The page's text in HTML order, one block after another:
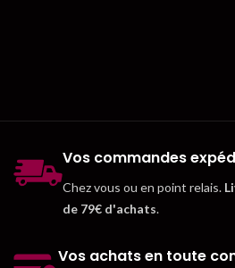
Vos commandes
Chez vous ou en point relais.
de 79€ d'achats.
Vos achats en toute